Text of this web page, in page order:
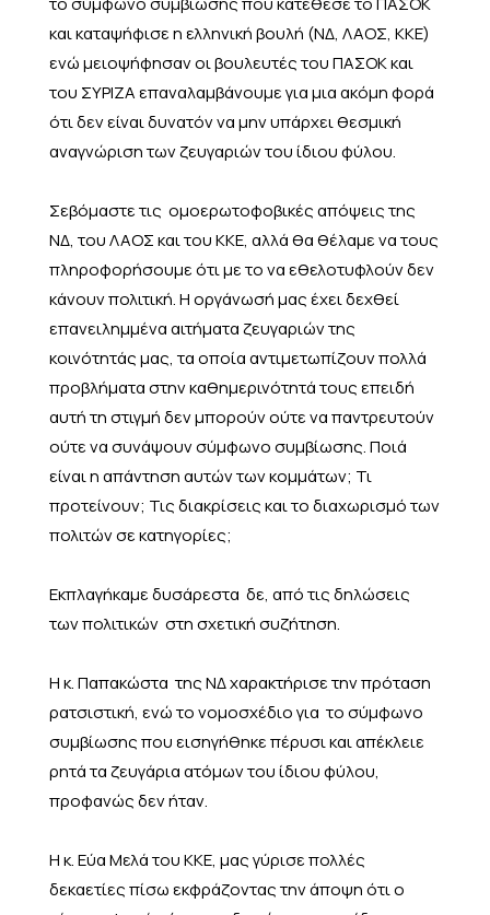
και καταψήφισε η ελληνική βουλή (ΝΔ, ΛΑΟΣ, ΚΚΕ)
ενώ μειοψήφησαν οι βουλευτές του ΠΑΣΟΚ και
του ΣΥΡΙΖΑ επαναλαμβάνουμε για μια ακόμη φορά
ότι δεν είναι δυνατόν να μην υπάρχει θεσμική
αναγνώριση των ζευγαριών του ίδιου φύλου.
Σεβόμαστε τις ομοερωτοφοβικές απόψεις της
ΝΔ, του ΛΑΟΣ και του ΚΚΕ, αλλά θα θέλαμε να τους
πληροφορήσουμε ότι με το να εθελοτυφλούν δεν
κάνουν πολιτική. Η οργάνωσή μας έχει δεχθεί
επανειλημμένα αιτήματα ζευγαριών της
κοινότητάς μας, τα οποία αντιμετωπίζουν πολλά
προβλήματα στην καθημερινότητά τους επειδή
αυτή τη στιγμή δεν μπορούν ούτε να παντρευτούν
ούτε να συνάψουν σύμφωνο συμβίωσης. Ποιά
είναι η απάντηση αυτών των κομμάτων; Τι
προτείνουν; Τις διακρίσεις και το διαχωρισμό των
πολιτών σε κατηγορίες;
Εκπλαγήκαμε δυσάρεστα δε, από τις δηλώσεις
των πολιτικών στη σχετική συζήτηση.
Η κ. Παπακώστα της ΝΔ χαρακτήρισε την πρόταση
ρατσιστική, ενώ το νομοσχέδιο για το σύμφωνο
συμβίωσης που εισηγήθηκε πέρυσι και απέκλειε
ρητά τα ζευγάρια ατόμων του ίδιου φύλου,
προφανώς δεν ήταν.
Η κ. Εύα Μελά του ΚΚΕ, μας γύρισε πολλές
δεκαετίες πίσω εκφράζοντας την άποψη ότι ο